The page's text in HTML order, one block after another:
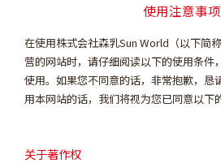
使用注意事项
在使用株式会社森乳Sun World（以下
营的网站时，请仔细阅读以下的使用条件
使用。如果您不同意的话，非常抱歉，恳
用本网站的话，我们将视为您已同意以下
关于著作权